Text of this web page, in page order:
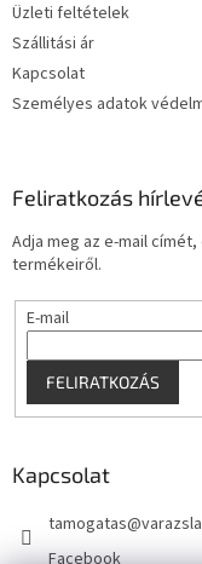
Üzleti feltételek
Szállitási ár
Kapcsolat
Személyes adatok
Feliratkozás
Adja meg az e-mail
termékeiről.
E-mail
FELIRATKOZÁS
Kapcsolat
tamogatas@